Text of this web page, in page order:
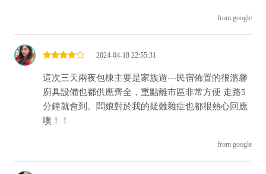
from google
2024-04-18 22:55:31
這次三天兩夜包棟主要是家族遊⋯民宿佈置的很溫馨
廚具設備也都供應齊全，重點離市區非常方便 走路5
分鐘就會到。闆娘對於我的疑難雜症也都很熱心回應
噢！！
from google